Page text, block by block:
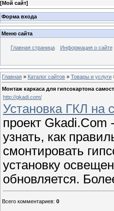
[Мой сайт]
Форма входа
Меню сайта
Главная страница Информация о сайте
Главная » Каталог сайтов » Товары и услуги
Монтаж каркаса для гипсокартона
http://gkadi.com/
Установка ГКЛ на
проект Gkadi.Com
узнать, как
смонтировать
установку
обновляется.
Всего комментариев: 0